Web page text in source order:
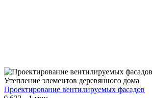
Утепление элементов деревянного дома
Проектирование вентилируемых фасадов